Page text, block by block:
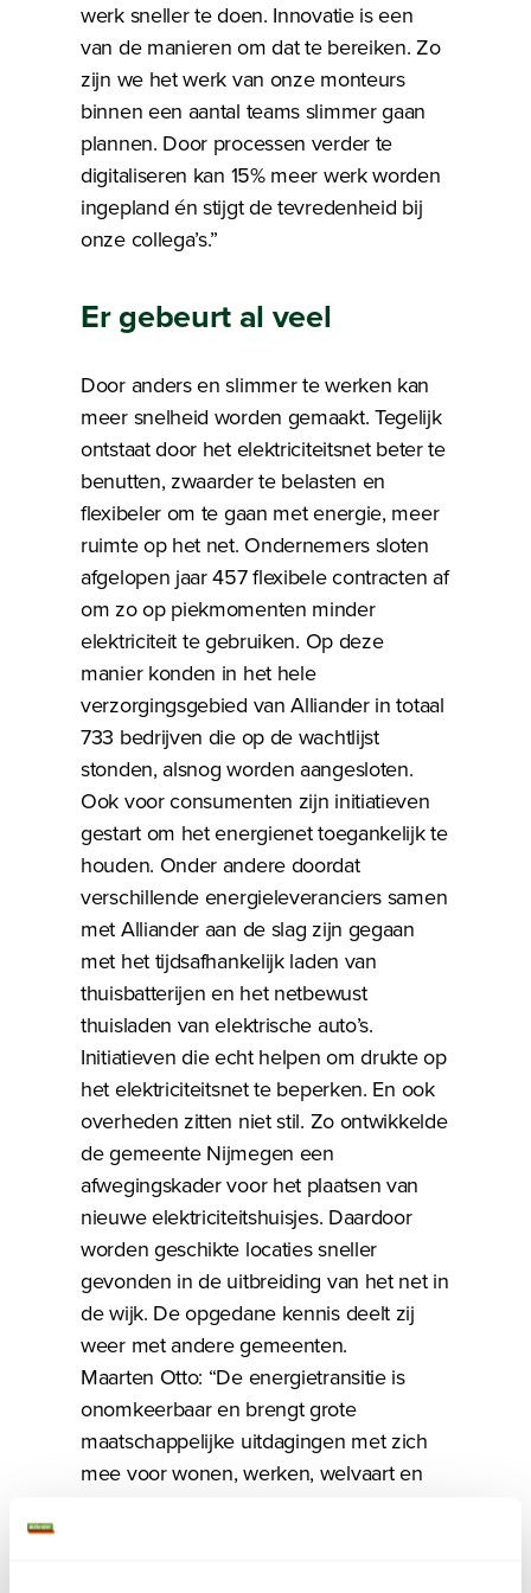
werk sneller te doen. Innovatie is een
van de manieren om dat te bereiken. Zo
zijn we het werk van onze monteurs
binnen een aantal teams slimmer gaan
plannen. Door processen verder te
digitaliseren kan 15% meer werk worden
ingepland én stijgt de tevredenheid bij
onze collega’s.”
Er gebeurt al veel
Door anders en slimmer te werken kan
meer snelheid worden gemaakt. Tegelijk
ontstaat door het elektriciteitsnet beter te
benutten, zwaarder te belasten en
flexibeler om te gaan met energie, meer
ruimte op het net. Ondernemers sloten
afgelopen jaar 457 flexibele contracten af
om zo op piekmomenten minder
elektriciteit te gebruiken. Op deze
manier konden in het hele
verzorgingsgebied van Alliander in totaal
733 bedrijven die op de wachtlijst
stonden, alsnog worden aangesloten.
Ook voor consumenten zijn initiatieven
gestart om het energienet toegankelijk te
houden. Onder andere doordat
verschillende energieleveranciers samen
met Alliander aan de slag zijn gegaan
met het tijdsafhankelijk laden van
thuisbatterijen en het netbewust
thuisladen van elektrische auto’s.
Initiatieven die echt helpen om drukte op
het elektriciteitsnet te beperken. En ook
overheden zitten niet stil. Zo ontwikkelde
de gemeente Nijmegen een
afwegingskader voor het plaatsen van
nieuwe elektriciteitshuisjes. Daardoor
worden geschikte locaties sneller
gevonden in de uitbreiding van het net in
de wijk. De opgedane kennis deelt zij
weer met andere gemeenten.
Maarten Otto: “De energietransitie is
onomkeerbaar en brengt grote
maatschappelijke uitdagingen met zich
mee voor wonen, werken, welvaart en